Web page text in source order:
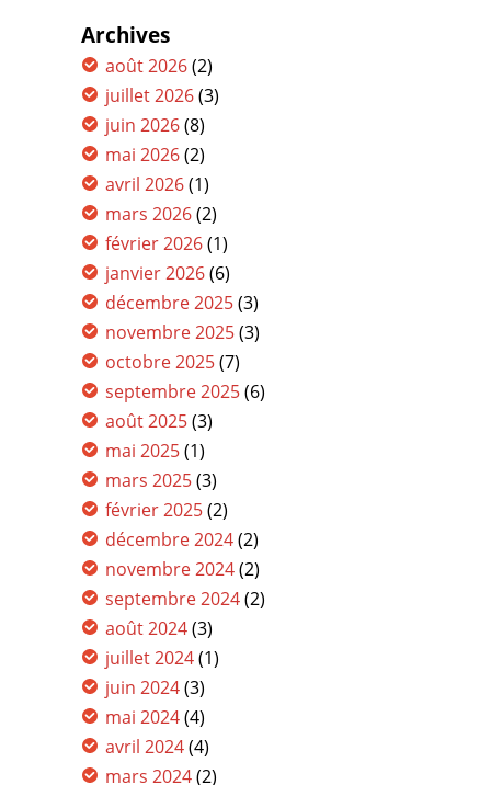
Archives
août 2026(2)
juillet 2026(3)
juin 2026(8)
mai 2026(2)
avril 2026(1)
mars 2026(2)
février 2026(1)
janvier 2026(6)
décembre 2025(3)
novembre 2025(3)
octobre 2025(7)
septembre 2025(6)
août 2025(3)
mai 2025(1)
mars 2025(3)
février 2025(2)
décembre 2024(2)
novembre 2024(2)
septembre 2024(2)
août 2024(3)
juillet 2024(1)
juin 2024(3)
mai 2024(4)
avril 2024(4)
mars 2024(2)